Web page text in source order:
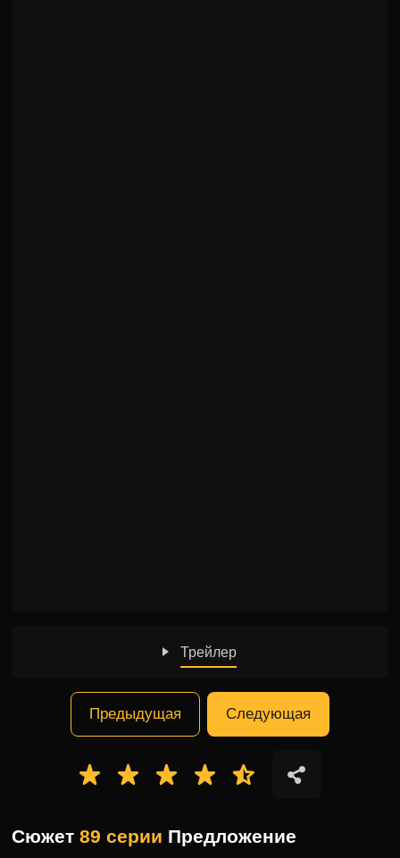
Трейлер
Предыдущая Следующая
Сюжет89 серии Предложение